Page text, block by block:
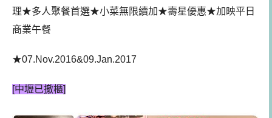
理★多人聚餐首選★小菜無限續加★壽星優惠★加映平日
商業午餐
★07.Nov.2016&09.Jan.2017
[中壢已撤櫃]